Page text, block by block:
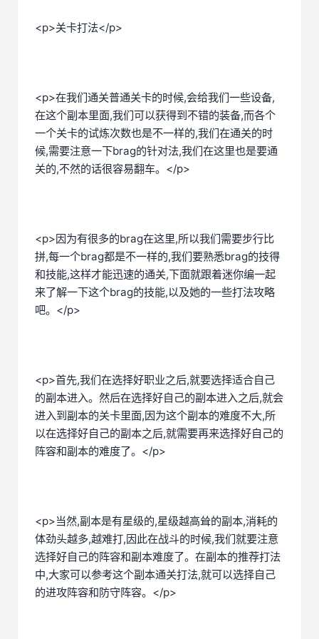
<p>关卡打法</p>
<p>在我们通关普通关卡的时候,会给我们一些设备,
在这个副本里面,我们可以获得到不错的装备,而各个
一个关卡的试炼次数也是不一样的,我们在通关的时
候,需要注意一下brag的针对法,我们在这里也是要通
关的,不然的话很容易翻车。</p>
<p>因为有很多的brag在这里,所以我们需要步行比
拼,每一个brag都是不一样的,我们要熟悉brag的技得
和技能,这样才能迅速的通关,下面就跟着迷你编一起
来了解一下这个brag的技能,以及她的一些打法攻略
吧。</p>
<p>首先,我们在选择好职业之后,就要选择适合自己
的副本进入。然后在选择好自己的副本进入之后,就会
进入到副本的关卡里面,因为这个副本的难度不大,所
以在选择好自己的副本之后,就需要再来选择好自己的
阵容和副本的难度了。</p>
<p>当然,副本是有星级的,星级越高耸的副本,消耗的
体劲头越多,越难打,因此在战斗的时候,我们就要注意
选择好自己的阵容和副本难度了。在副本的推荐打法
中,大家可以参考这个副本通关打法,就可以选择自己
的进攻阵容和防守阵容。</p>